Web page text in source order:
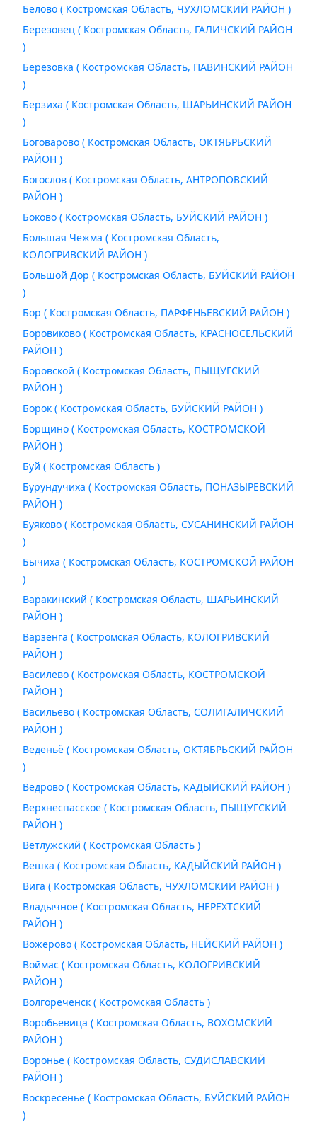
Белово ( Костромская Область, ЧУХЛОМСКИЙ РАЙОН )
Березовец ( Костромская Область, ГАЛИЧСКИЙ РАЙОН
)
Березовка ( Костромская Область, ПАВИНСКИЙ РАЙОН
)
Берзиха ( Костромская Область, ШАРЬИНСКИЙ РАЙОН
)
Боговарово ( Костромская Область, ОКТЯБРЬСКИЙ
РАЙОН )
Богослов ( Костромская Область, АНТРОПОВСКИЙ
РАЙОН )
Боково ( Костромская Область, БУЙСКИЙ РАЙОН )
Большая Чежма ( Костромская Область,
КОЛОГРИВСКИЙ РАЙОН )
Большой Дор ( Костромская Область, БУЙСКИЙ РАЙОН
)
Бор ( Костромская Область, ПАРФЕНЬЕВСКИЙ РАЙОН )
Боровиково ( Костромская Область, КРАСНОСЕЛЬСКИЙ
РАЙОН )
Боровской ( Костромская Область, ПЫЩУГСКИЙ
РАЙОН )
Борок ( Костромская Область, БУЙСКИЙ РАЙОН )
Борщино ( Костромская Область, КОСТРОМСКОЙ
РАЙОН )
Буй ( Костромская Область )
Бурундучиха ( Костромская Область, ПОНАЗЫРЕВСКИЙ
РАЙОН )
Буяково ( Костромская Область, СУСАНИНСКИЙ РАЙОН
)
Бычиха ( Костромская Область, КОСТРОМСКОЙ РАЙОН
)
Варакинский ( Костромская Область, ШАРЬИНСКИЙ
РАЙОН )
Варзенга ( Костромская Область, КОЛОГРИВСКИЙ
РАЙОН )
Василево ( Костромская Область, КОСТРОМСКОЙ
РАЙОН )
Васильево ( Костромская Область, СОЛИГАЛИЧСКИЙ
РАЙОН )
Веденьё ( Костромская Область, ОКТЯБРЬСКИЙ РАЙОН
)
Ведрово ( Костромская Область, КАДЫЙСКИЙ РАЙОН )
Верхнеспасское ( Костромская Область, ПЫЩУГСКИЙ
РАЙОН )
Ветлужский ( Костромская Область )
Вешка ( Костромская Область, КАДЫЙСКИЙ РАЙОН )
Вига ( Костромская Область, ЧУХЛОМСКИЙ РАЙОН )
Владычное ( Костромская Область, НЕРЕХТСКИЙ
РАЙОН )
Вожерово ( Костромская Область, НЕЙСКИЙ РАЙОН )
Воймас ( Костромская Область, КОЛОГРИВСКИЙ
РАЙОН )
Волгореченск ( Костромская Область )
Воробьевица ( Костромская Область, ВОХОМСКИЙ
РАЙОН )
Воронье ( Костромская Область, СУДИСЛАВСКИЙ
РАЙОН )
Воскресенье ( Костромская Область, БУЙСКИЙ РАЙОН
)